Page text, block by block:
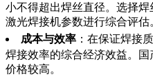
小不得超出焊丝直径。选择
激光焊接机参数进行综合评估
成本与效率 ：在保证焊接
焊接效率的综合经济效益。
价格较高。